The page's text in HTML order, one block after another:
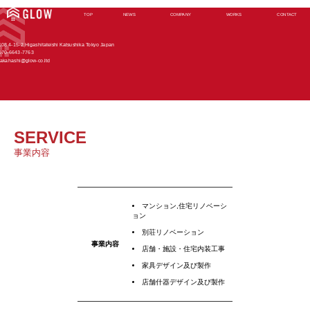
TOP NEWS COMPANY WORKS CONTACT
4-15-2 Higashitateishi Katsushika Tokyo Japan
6643-7763
co.ltd
SERVICE
事業内容
事業内容
マンション,住宅リノベーシ
ョン
別荘リノベーション
店舗・施設・住宅内装工事
家具デザイン及び製作
店舗什器デザイン及び製作